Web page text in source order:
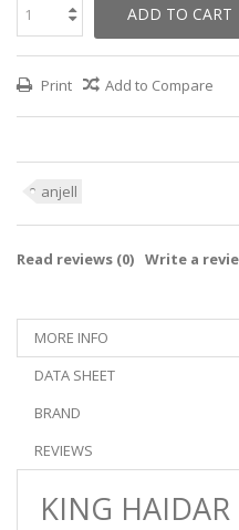
ADD TO CART
Print Add to Compare
anjell
Read reviews (0) Write a
MORE INFO
DATA SHEET
BRAND
REVIEWS
KING HAIDAR